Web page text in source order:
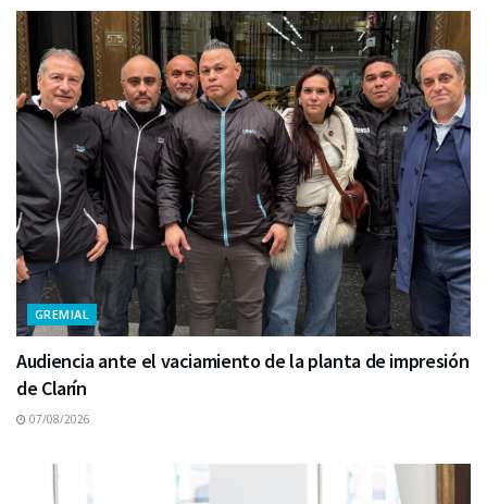
GREMIAL
Audiencia ante el vaciamiento de la planta de impresión
de Clarín
07/08/2026